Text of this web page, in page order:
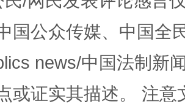
国公众传媒、中国全
news/中国法制新
或证实其描述。 注